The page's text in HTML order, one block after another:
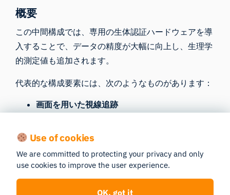
概要
この中間構成では、専用の生体認証ハードウェアを導
入することで、データの精度が大幅に向上し、生理学
的測定値も追加されます。
代表的な構成要素には、次のようなものがあります：
画面を用いた視線追跡
皮膚電気反応（GSR／EDA）
この構成により、研究者は注意と感情的興奮の両方を
査において非常に有用です。
Use of cookies
We are committed to protecting your privacy and only
use cookies to improve the user experience.
OK, got it